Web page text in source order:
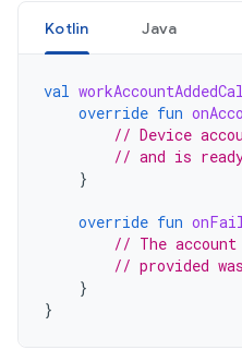
Kotlin Java
val
override fun
// Device
// and is
}
override fun
// The
// provided
}
}